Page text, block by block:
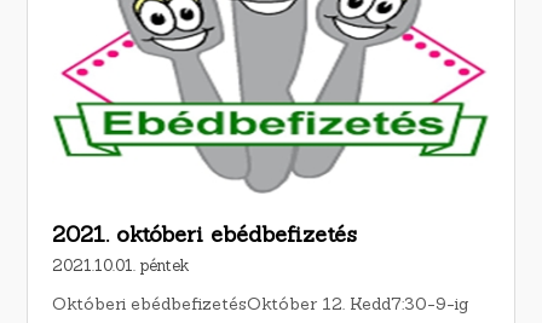
2021. októberi ebédbefizetés
2021.10.01. péntek
Októberi ebédbefizetésOktóber 12. Kedd7:30-9-ig